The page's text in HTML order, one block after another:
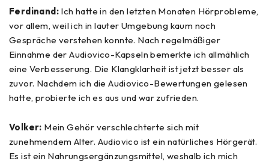
Ferdinand: Ich hatte in den letzten Monaten Hörprobleme,
vor allem, weil ich in lauter Umgebung kaum noch
Gespräche verstehen konnte. Nach regelmäßiger
Einnahme der Audiovico-Kapseln bemerkte ich allmählich
eine Verbesserung. Die Klangklarheit ist jetzt besser als
zuvor. Nachdem ich die Audiovico-Bewertungen gelesen
hatte, probierte ich es aus und war zufrieden.
Volker: Mein Gehör verschlechterte sich mit
zunehmendem Alter. Audiovico ist ein natürliches Hörgerät.
Es ist ein Nahrungsergänzungsmittel, weshalb ich mich